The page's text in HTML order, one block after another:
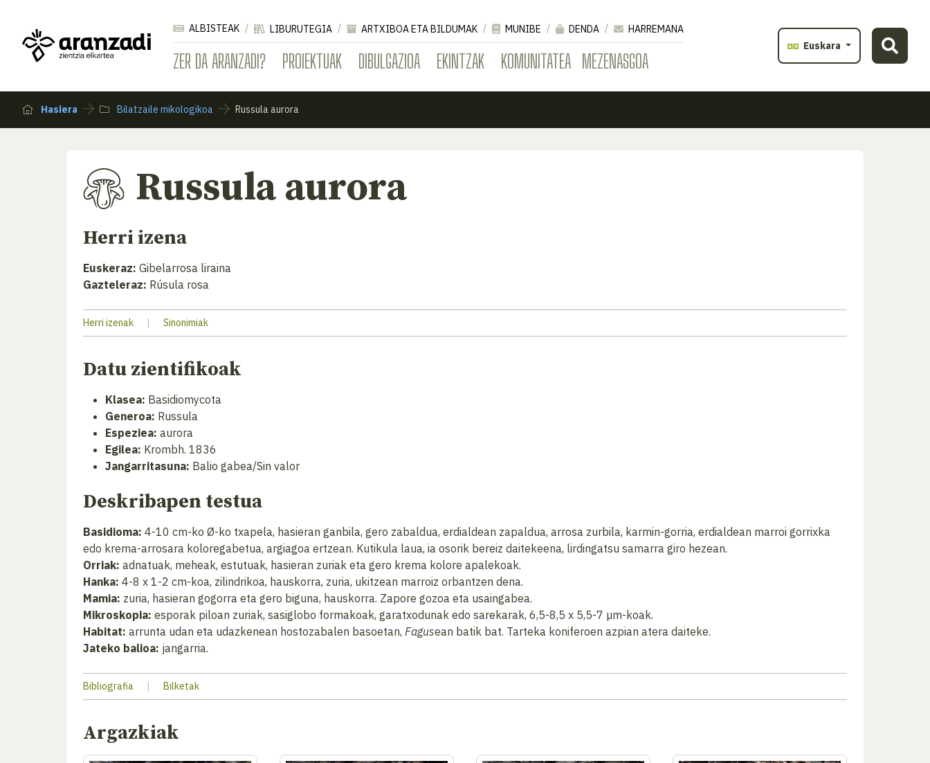
ZER DA ARANZADI? PROIEKTUAK DIBULGAZIOA EKINTZAK KOMUNITATEA MEZENASGOA
ALBISTEAK LIBURUTEGIA ARTXIBOA ETA BILDUMAK MUNIBE DENDA
HARREMANA
Euskara
Hasiera Bilatzaile mikologikoa Russula aurora
Russula aurora
Herri izena
Euskeraz: Gibelarrosa liraina
Gazteleraz: Rúsula rosa
Herri izenak | Sinonimiak
Datu zientifikoak
Klasea: Basidiomycota
Generoa: Russula
Espeziea: aurora
Egilea: Krombh. 1836
Jangarritasuna: Balio gabea/Sin valor
Deskribapen testua
Basidioma: 4-10 cm-ko Ø-ko txapela, hasieran ganbila, gero zabaldua, erdialdean zapaldua, arrosa zurbila, karmin-gorria, erdialdean marroi gorrixka
edo krema-arrosara koloregabetua, argiagoa ertzean. Kutikula laua, ia osorik bereiz daitekeena, lirdingatsu samarra giro hezean.
Orriak: adnatuak, meheak, estutuak, hasieran zuriak eta gero krema kolore apalekoak.
Hanka: 4-8 x 1-2 cm-koa, zilindrikoa, hauskorra, zuria, ukitzean marroiz orbantzen dena.
Mamia: zuria, hasieran gogorra eta gero biguna, hauskorra. Zapore gozoa eta usaingabea.
Mikroskopia: esporak piloan zuriak, sasiglobo formakoak, garatxodunak edo sarekarak, 6,5-8,5 x 5,5-7 µm-koak.
Habitat: arrunta udan eta udazkenean hostozabalen basoetan, Fagusean batik bat. Tarteka koniferoen azpian atera daiteke.
Jateko balioa: jangarria.
Bibliografia | Bilketak
Argazkiak